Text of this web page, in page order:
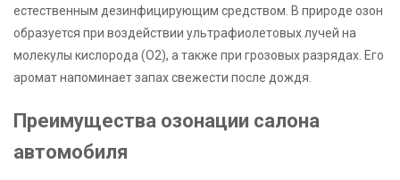
естественным дезинфицирующим средством. В природе озон
образуется при воздействии ультрафиолетовых лучей на
молекулы кислорода (O2), а также при грозовых разрядах. Его
аромат напоминает запах свежести после дождя.
Преимущества озонации салона
автомобиля